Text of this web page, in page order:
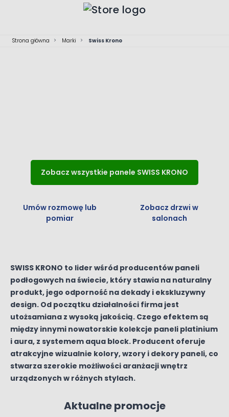
Strona główna > Marki > Swiss Krono
Zobacz wszystkie panele SWISS KRONO
Umów rozmowę lub
pomiar
Zobacz drzwi w
salonach
SWISS KRONO to lider wśród producentów paneli
podłogowych na świecie, który stawia na naturalny
produkt, jego odporność na dekady i ekskluzywny
design. Od początku działalności firma jest
utożsamiana z wysoką jakością. Czego efektem są
między innymi nowatorskie kolekcje paneli platinium
i aura, z systemem aqua block. Producent oferuje
atrakcyjne wizualnie kolory, wzory i dekory paneli, co
stwarza szerokie możliwości aranżacji wnętrz
urządzonych w różnych stylach.
Aktualne promocje